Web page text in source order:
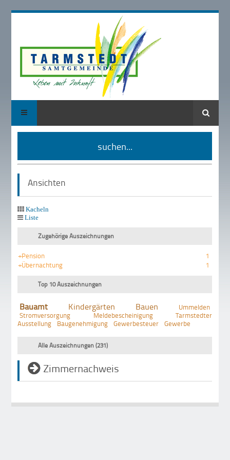
Suche
suchen...
Ansichten
Kacheln
Liste
Zugehörige Auszeichnungen
+Pension
1
+Übernachtung
1
Top 10 Auszeichnungen
Bauamt Kindergärten Bauen
Ummelden
Stromversorgung
Meldebescheinigung
Tarmstedter
Ausstellung
Baugenehmigung Gewerbesteuer Gewerbe
Alle Auszeichnungen (231)
Zimmernachweis